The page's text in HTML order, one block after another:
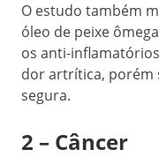
O estudo também
óleo de peixe
os anti-
dor artrítica, porém
segura.
2 – Câncer